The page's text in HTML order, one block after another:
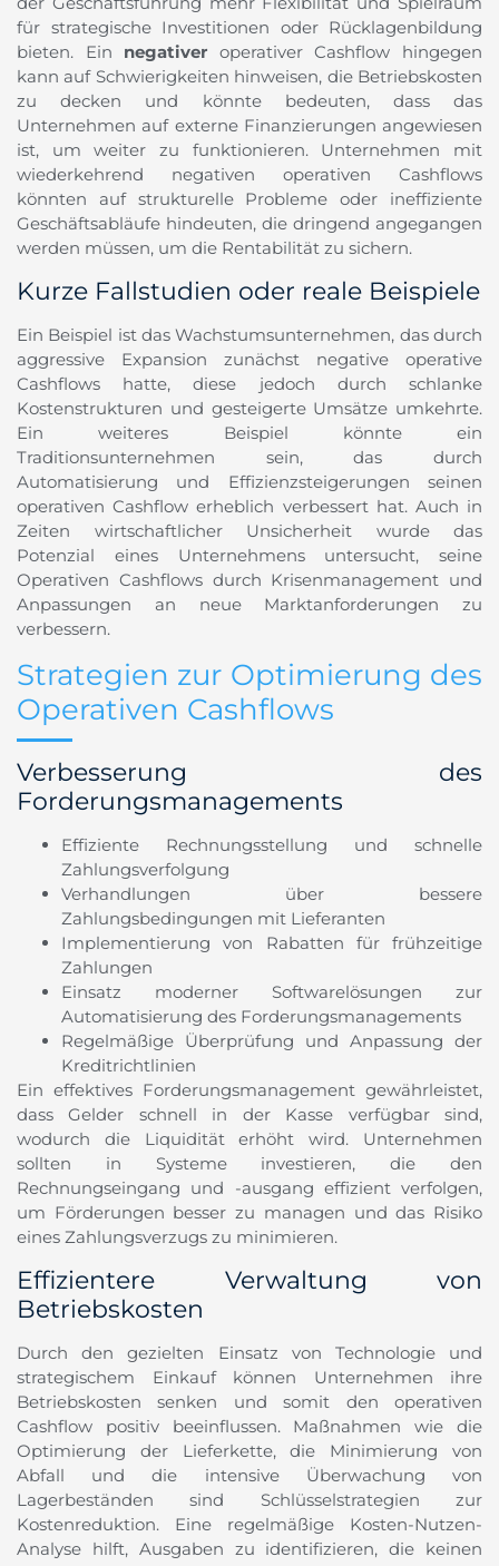
für strategische Investitionen oder Rücklagenbildung
bieten. Ein negativer operativer Cashflow hingegen
kann auf Schwierigkeiten hinweisen, die Betriebskosten
zu decken und könnte bedeuten, dass das
Unternehmen auf externe Finanzierungen angewiesen
ist, um weiter zu funktionieren. Unternehmen mit
wiederkehrend negativen operativen Cashflows
könnten auf strukturelle Probleme oder ineffiziente
Geschäftsabläufe hindeuten, die dringend angegangen
werden müssen, um die Rentabilität zu sichern.
Kurze Fallstudien oder reale Beispiele
Ein Beispiel ist das Wachstumsunternehmen, das durch
aggressive Expansion zunächst negative operative
Cashflows hatte, diese jedoch durch schlanke
Kostenstrukturen und gesteigerte Umsätze umkehrte.
Ein weiteres Beispiel könnte ein
Traditionsunternehmen sein, das durch
Automatisierung und Effizienzsteigerungen seinen
operativen Cashflow erheblich verbessert hat. Auch in
Zeiten wirtschaftlicher Unsicherheit wurde das
Potenzial eines Unternehmens untersucht, seine
Operativen Cashflows durch Krisenmanagement und
Anpassungen an neue Marktanforderungen zu
verbessern.
Strategien zur Optimierung des
Operativen Cashflows
Verbesserung des
Forderungsmanagements
Effiziente Rechnungsstellung und schnelle
Zahlungsverfolgung
Verhandlungen über bessere
Zahlungsbedingungen mit Lieferanten
Implementierung von Rabatten für frühzeitige
Zahlungen
Einsatz moderner Softwarelösungen zur
Automatisierung des Forderungsmanagements
Regelmäßige Überprüfung und Anpassung der
Kreditrichtlinien
Ein effektives Forderungsmanagement gewährleistet,
dass Gelder schnell in der Kasse verfügbar sind,
wodurch die Liquidität erhöht wird. Unternehmen
sollten in Systeme investieren, die den
Rechnungseingang und -ausgang effizient verfolgen,
um Förderungen besser zu managen und das Risiko
eines Zahlungsverzugs zu minimieren.
Effizientere Verwaltung von
Betriebskosten
Durch den gezielten Einsatz von Technologie und
strategischem Einkauf können Unternehmen ihre
Betriebskosten senken und somit den operativen
Cashflow positiv beeinflussen. Maßnahmen wie die
Optimierung der Lieferkette, die Minimierung von
Abfall und die intensive Überwachung von
Lagerbeständen sind Schlüsselstrategien zur
Kostenreduktion. Eine regelmäßige Kosten-Nutzen-
Analyse hilft, Ausgaben zu identifizieren, die keinen